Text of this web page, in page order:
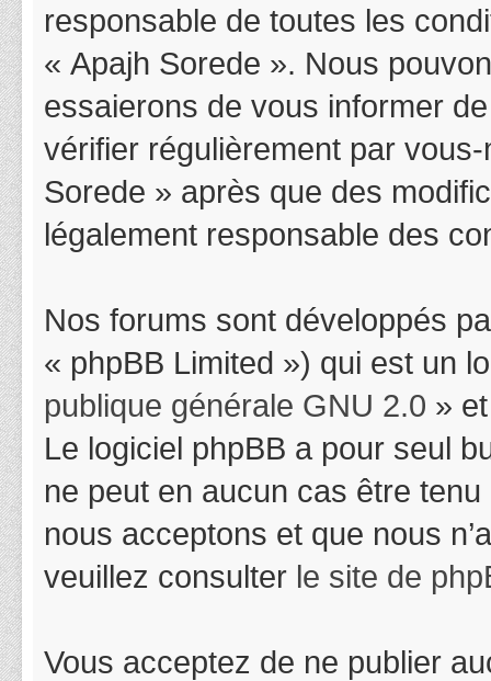
responsable de toutes les
« Apajh Sorede ». Nous
essaierons de vous informer
vérifier régulièrement par
Sorede » après que des
légalement responsable des
Nos forums sont développés
« phpBB Limited ») qui est un
publique générale GNU 2.0 »
Le logiciel phpBB a pour seul
ne peut en aucun cas être
nous acceptons et que nous
veuillez consulter le site de
Vous acceptez de ne publier